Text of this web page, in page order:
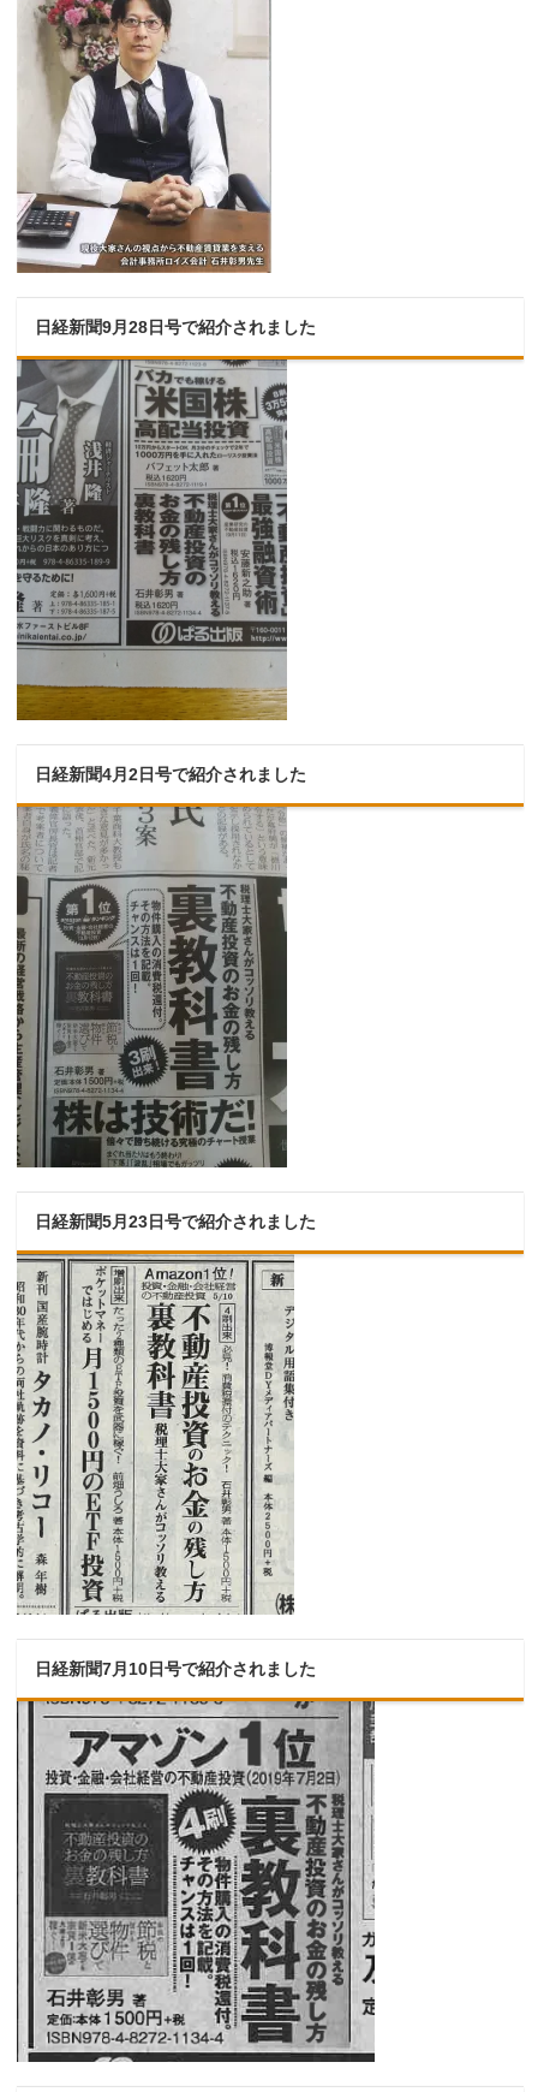
日経新聞9月28日号で紹介されました
日経新聞4月2日号で紹介されました
日経新聞5月23日号で紹介されました
日経新聞7月10日号で紹介されました